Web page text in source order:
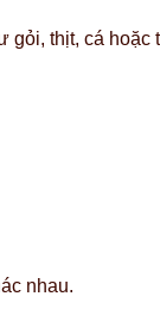
thịt, cá hoặc
nhau.